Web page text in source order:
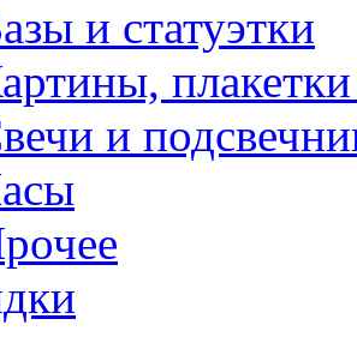
и статуэтки
и